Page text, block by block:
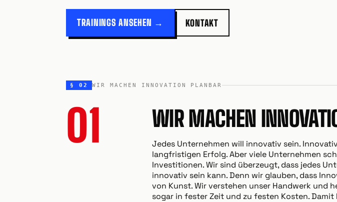
TRAININGS ANSEHEN → KONTAKT
§ 02 WIR MACHEN INNOVATION PLANBAR
01 WIR MACHEN
Jedes Unternehmen will innovativ sein.
langfristigen Erfolg. Aber viele Unternehmen
Investitionen. Wir sind überzeugt, dass jedes
innovativ sein kann. Denn wir glauben, dass
von Kunst. Wir verstehen unser Handwerk und
sogar in fester Zeit und zu festen Kosten.